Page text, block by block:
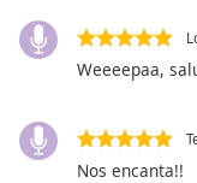
off
,
selected
Track
Weeeepaa,
Nos encanta!!